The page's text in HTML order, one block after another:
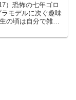
）恐怖の七年ゴロ
モデルに次ぐ趣味
の頃は自分で雑誌